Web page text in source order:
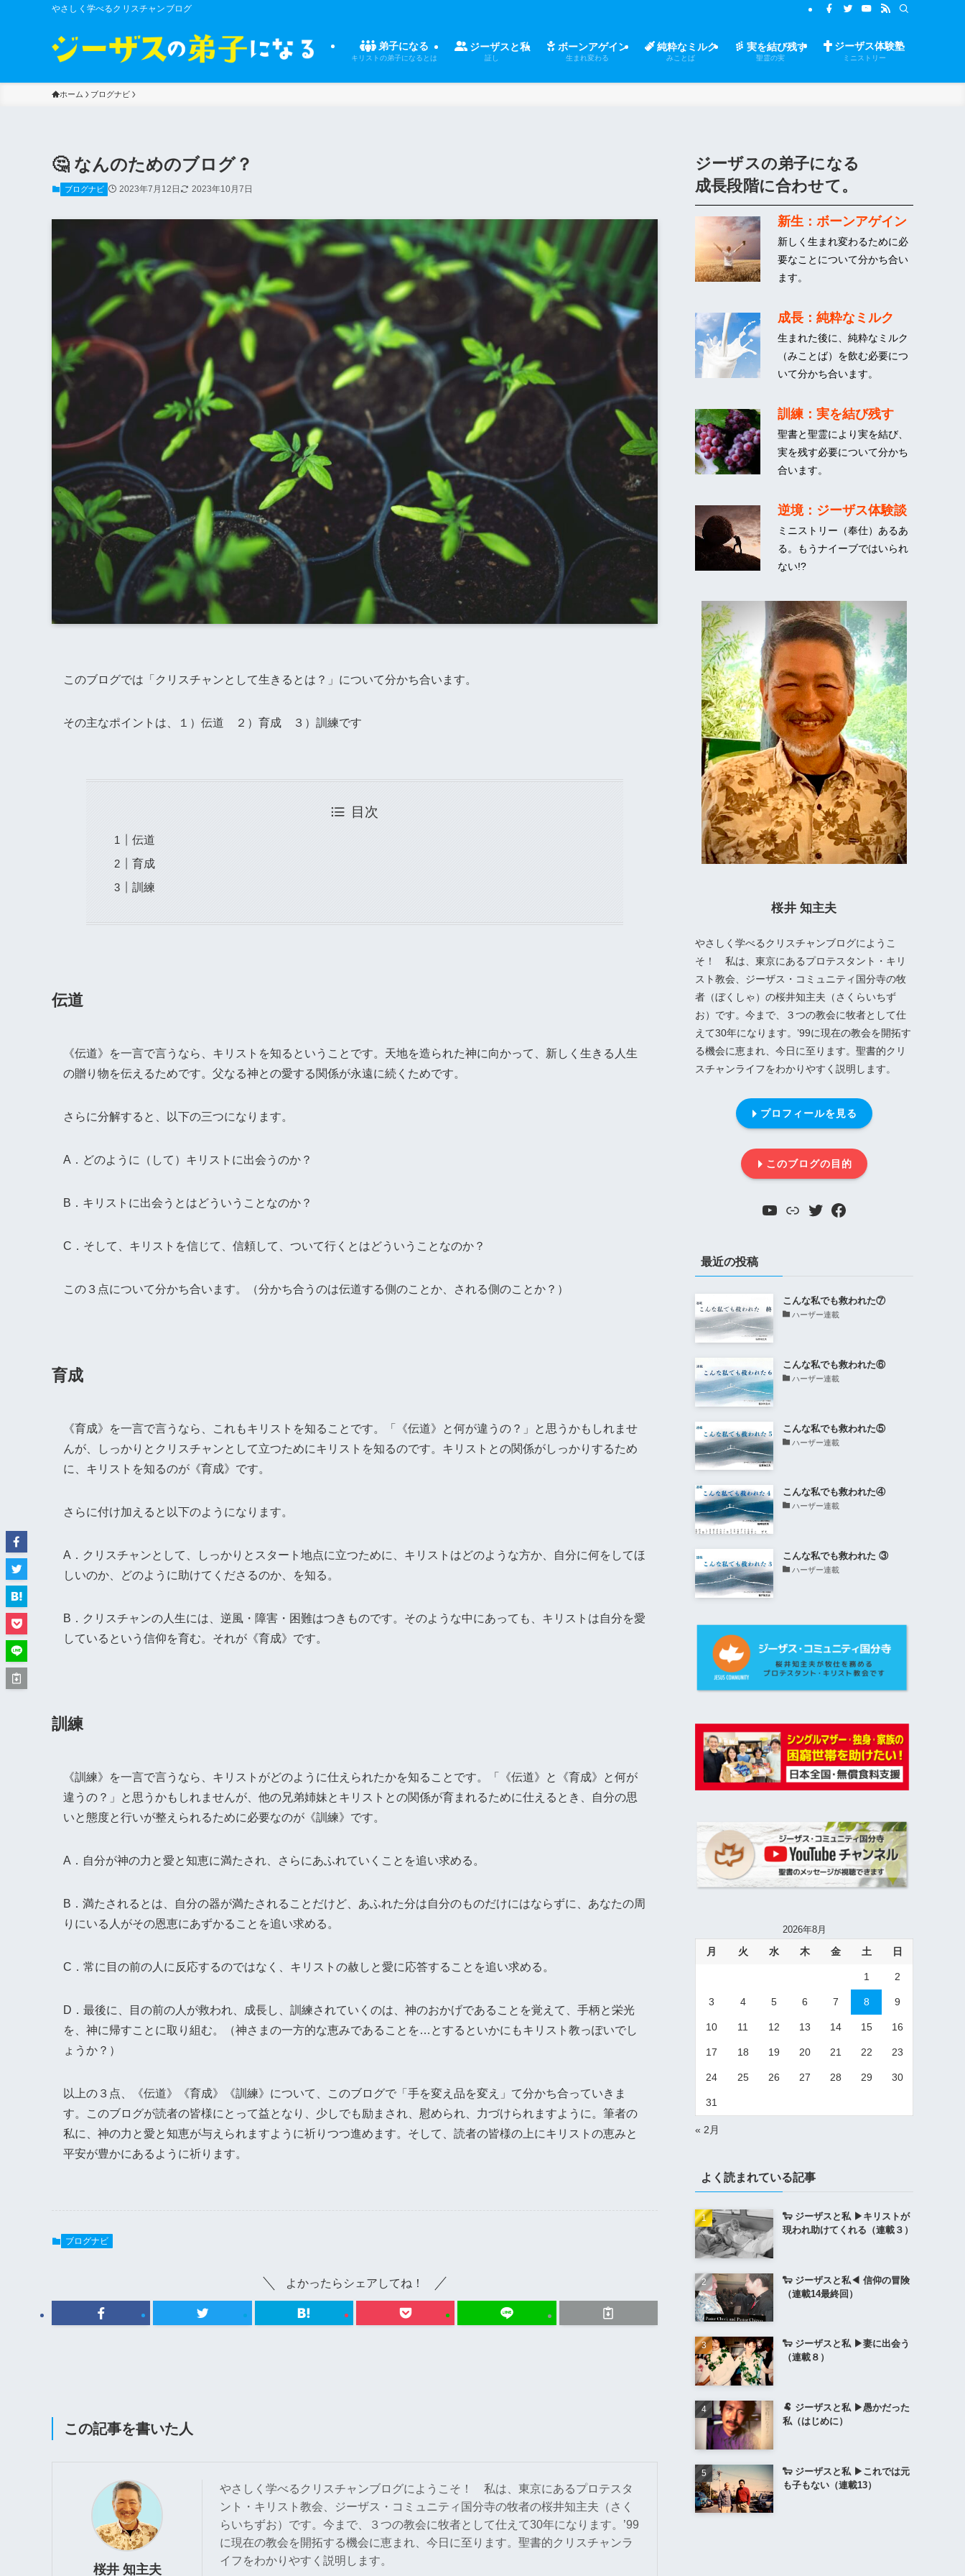
やさしく学べるクリスチャンブログ
弟子になる
キリストの弟子になるとは
ジーザスと私
証し
ボーンアゲイン
生まれ変わる
純粋なミルク
みことば
実を結び残す
聖霊の実
ジーザス体験塾
ミニストリー
ホーム ブログナビ
🤔 なんのためのブログ？
ブログナビ 2023年7月12日 2023年10月7日
このブログでは「クリスチャンとして生きるとは？」について分かち合います。
その主なポイントは、１）伝道 ２）育成 ３）訓練です
目次
伝道
育成
訓練
伝道
《伝道》を一言で言うなら、キリストを知るということです。天地を造られた神に向かって、新しく生きる人生
の贈り物を伝えるためです。父なる神との愛する関係が永遠に続くためです。
さらに分解すると、以下の三つになります。
A．どのように（して）キリストに出会うのか？
B．キリストに出会うとはどういうことなのか？
C．そして、キリストを信じて、信頼して、ついて行くとはどういうことなのか？
この３点について分かち合います。（分かち合うのは伝道する側のことか、される側のことか？）
育成
《育成》を一言で言うなら、これもキリストを知ることです。「《伝道》と何が違うの？」と思うかもしれませ
んが、しっかりとクリスチャンとして立つためにキリストを知るのです。キリストとの関係がしっかりするため
に、キリストを知るのが《育成》です。
さらに付け加えると以下のようになります。
A．クリスチャンとして、しっかりとスタート地点に立つために、キリストはどのような方か、自分に何をしてほ
しいのか、どのように助けてくださるのか、を知る。
B．クリスチャンの人生には、逆風・障害・困難はつきものです。そのような中にあっても、キリストは自分を愛
しているという信仰を育む。それが《育成》です。
訓練
《訓練》を一言で言うなら、キリストがどのように仕えられたかを知ることです。「《伝道》と《育成》と何が
違うの？」と思うかもしれませんが、他の兄弟姉妹とキリストとの関係が育まれるために仕えるとき、自分の思
いと態度と行いが整えられるために必要なのが《訓練》です。
A．自分が神の力と愛と知恵に満たされ、さらにあふれていくことを追い求める。
B．満たされるとは、自分の器が満たされることだけど、あふれた分は自分のものだけにはならずに、あなたの周
りにいる人がその恩恵にあずかることを追い求める。
C．常に目の前の人に反応するのではなく、キリストの赦しと愛に応答することを追い求める。
D．最後に、目の前の人が救われ、成長し、訓練されていくのは、神のおかげであることを覚えて、手柄と栄光
を、神に帰すことに取り組む。（神さまの一方的な恵みであることを…とするといかにもキリスト教っぽいでし
ょうか？）
以上の３点、《伝道》《育成》《訓練》について、このブログで「手を変え品を変え」て分かち合っていきま
す。このブログが読者の皆様にとって益となり、少しでも励まされ、慰められ、力づけられますように。筆者の
私に、神の力と愛と知恵が与えられますように祈りつつ進めます。そして、読者の皆様の上にキリストの恵みと
平安が豊かにあるように祈ります。
ブログナビ
よかったらシェアしてね！
この記事を書いた人
桜井 知主夫
やさしく学べるクリスチャンブログにようこそ！ 私は、東京にあるプロテスタ
ント・キリスト教会、ジーザス・コミュニティ国分寺の牧者の桜井知主夫（さく
らいちずお）です。今まで、３つの教会に牧者として仕えて30年になります。’99
に現在の教会を開拓する機会に恵まれ、今日に至ります。聖書的クリスチャンラ
イフをわかりやすく説明します。
ジーザスの弟子になる
成長段階に合わせて。
新生：ボーンアゲイン
新しく生まれ変わるために必
要なことについて分かち合い
ます。
成長：純粋なミルク
生まれた後に、純粋なミルク
（みことば）を飲む必要につ
いて分かち合います。
訓練：実を結び残す
聖書と聖霊により実を結び、
実を残す必要について分かち
合います。
逆境：ジーザス体験談
ミニストリー（奉仕）あるあ
る。もうナイーブではいられ
ない!?
桜井 知主夫
やさしく学べるクリスチャンブログにようこ
そ！ 私は、東京にあるプロテスタント・キリ
スト教会、ジーザス・コミュニティ国分寺の牧
者（ぼくしゃ）の桜井知主夫（さくらいちず
お）です。今まで、３つの教会に牧者として仕
えて30年になります。’99に現在の教会を開拓す
る機会に恵まれ、今日に至ります。聖書的クリ
スチャンライフをわかりやすく説明します。
プロフィールを見る
このブログの目的
YouTube
リンク TwitterFacebook
最近の投稿
こんな私でも救われた⑦
ハーザー連載
こんな私でも救われた⑥
ハーザー連載
こんな私でも救われた⑤
ハーザー連載
こんな私でも救われた④
ハーザー連載
こんな私でも救われた ③
ハーザー連載
2026年8月
月 火 水 木 金 土 日
1 2
3 4 5 6 7 8 9
10 11 12 13 14 15 16
17 18 19 20 21 22 23
24 25 26 27 28 29 30
31
« 2月
よく読まれている記事
🐑 ジーザスと私 ▶︎キリストが
現われ助けてくれる（連載３）
🐑 ジーザスと私◀︎ 信仰の冒険
（連載14最終回）
🐑 ジーザスと私 ▶︎妻に出会う
（連載８）
🐏 ジーザスと私 ▶︎愚かだった
私（はじめに）
🐑 ジーザスと私 ▶︎これでは元
も子もない（連載13）